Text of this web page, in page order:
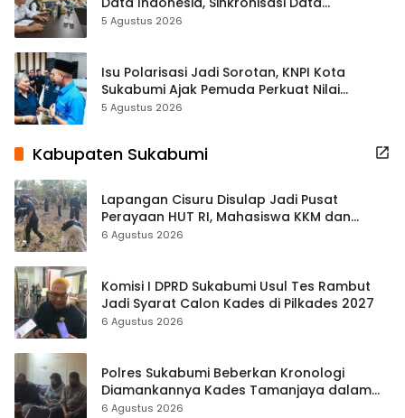
Kewilayahan Dikebut
5 Agustus 2026
Isu Polarisasi Jadi Sorotan, KNPI Kota
Sukabumi Ajak Pemuda Perkuat Nilai
Kebangsaan
5 Agustus 2026
Kabupaten Sukabumi
Lapangan Cisuru Disulap Jadi Pusat
Perayaan HUT RI, Mahasiswa KKM dan
Warga Satukan Tenaga
6 Agustus 2026
Komisi I DPRD Sukabumi Usul Tes Rambut
Jadi Syarat Calon Kades di Pilkades 2027
6 Agustus 2026
Polres Sukabumi Beberkan Kronologi
Diamankannya Kades Tamanjaya dalam
Kasus Sabu
6 Agustus 2026